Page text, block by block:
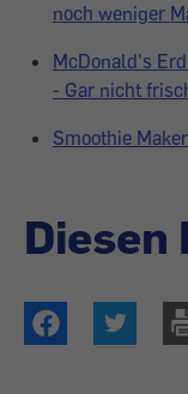
noch weniger
McDonald's
- Gar nicht
Smoothie
Diesen